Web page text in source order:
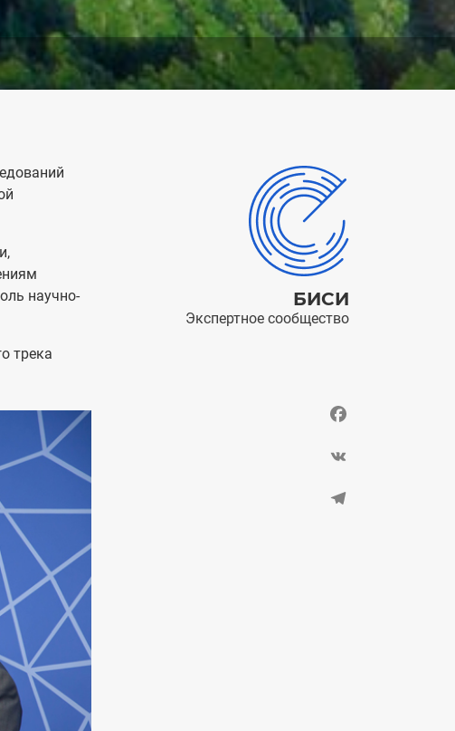
научно-
трека
БИСИ
Экспертное сообщество